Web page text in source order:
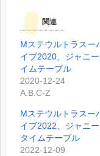
関連
Mステウルトラスー
イブ2020、ジャニ
イムテーブル
2020-12-24
A.B.C-Z
Mステウルトラスー
イブ2022、ジャニー
タイムテーブル
2022-12-09